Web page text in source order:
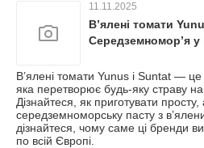
11.11.2025
В’ялені томати
Середземномор’я у
В’ялені томати Yunus і Suntat — це
яка перетворює будь-яку страву на
Дізнайтеся, як приготувати
середземноморську пасту з
дізнайтеся, чому саме ці бренди
по всій Європі.